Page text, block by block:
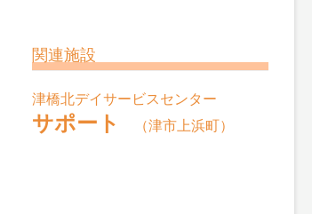
関連施設
津橋北デイサービスセンター
サポート （津市上浜町）